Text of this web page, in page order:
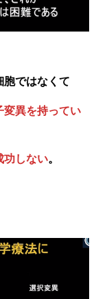
胞ではなくて
変異を持ってい
功しない。